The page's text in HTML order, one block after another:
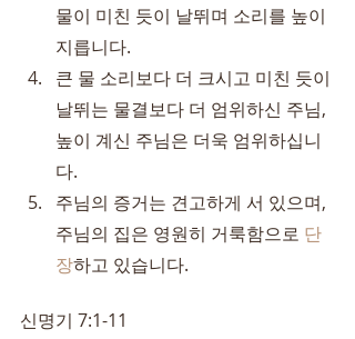
물이 미친 듯이 날뛰며 소리를 높이
지릅니다.
큰 물 소리보다 더 크시고 미친 듯이
날뛰는 물결보다 더 엄위하신 주님,
높이 계신 주님은 더욱 엄위하십니
다.
주님의 증거는 견고하게 서 있으며,
주님의 집은 영원히 거룩함으로 단
장하고 있습니다.
신명기 7:1-11